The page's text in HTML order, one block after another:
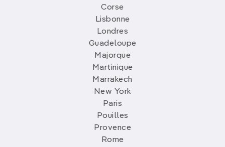
Corse
Lisbonne
Londres
Guadeloupe
Majorque
Martinique
Marrakech
New York
Paris
Pouilles
Provence
Rome